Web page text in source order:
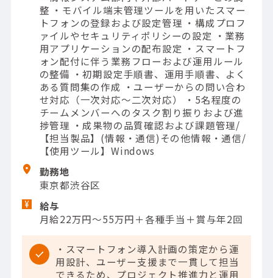
整 ・モバイル端末管理ツールを用いたスマー
トフォンの登録および設定管理 ・構成プロフ
ァイルやセキュリティポリシーの設定 ・業務
用アプリケーションの配布設定 ・スマートフ
ォン配付に伴う業務フローおよび運用ルール
の整備 ・初期設定手順書、運用手順書、よく
ある質問集の作成 ・ユーザーからの問い合わ
せ対応（一次対応～二次対応） ・5名程度の
チームメンバーへのタスク割り振りおよび進
捗管理 ・成果物の品質確認および課題管理/
【担当製品】(情報・通信)その他情報・通信/
【使用ツール】Windows
勤務地
東京都渋谷区
給与
月給22万円～55万円＋各種手当＋賞与年2回
・スマートフォン導入計画の策定から運
用設計、ユーザー支援まで一貫して担当
できるため、プロジェクト推進力と運用